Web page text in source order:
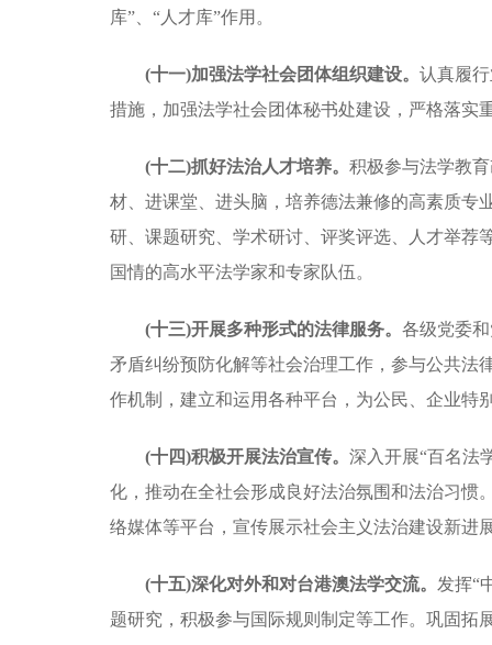
库”、“人才库”作用。
(十一)加强法学社会团体组织建设。 认真履
措施，加强法学社会团体秘书处建设，严格落实
(十二)抓好法治人才培养。 积极参与法学教
材、进课堂、进头脑，培养德法兼修的高素质专
研、课题研究、学术研讨、评奖评选、人才举荐
国情的高水平法学家和专家队伍。
(十三)开展多种形式的法律服务。 各级党委
矛盾纠纷预防化解等社会治理工作，参与公共法
作机制，建立和运用各种平台，为公民、企业特
(十四)积极开展法治宣传。 深入开展“百名法
化，推动在全社会形成良好法治氛围和法治习惯
络媒体等平台，宣传展示社会主义法治建设新进
(十五)深化对外和对台港澳法学交流。 发挥“
题研究，积极参与国际规则制定等工作。巩固拓